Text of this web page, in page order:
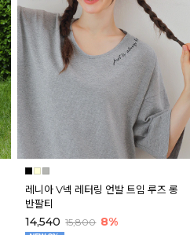
레니아 V넥 레터링 언발 트임 루즈 롱
반팔티
14,540 15,800 8%